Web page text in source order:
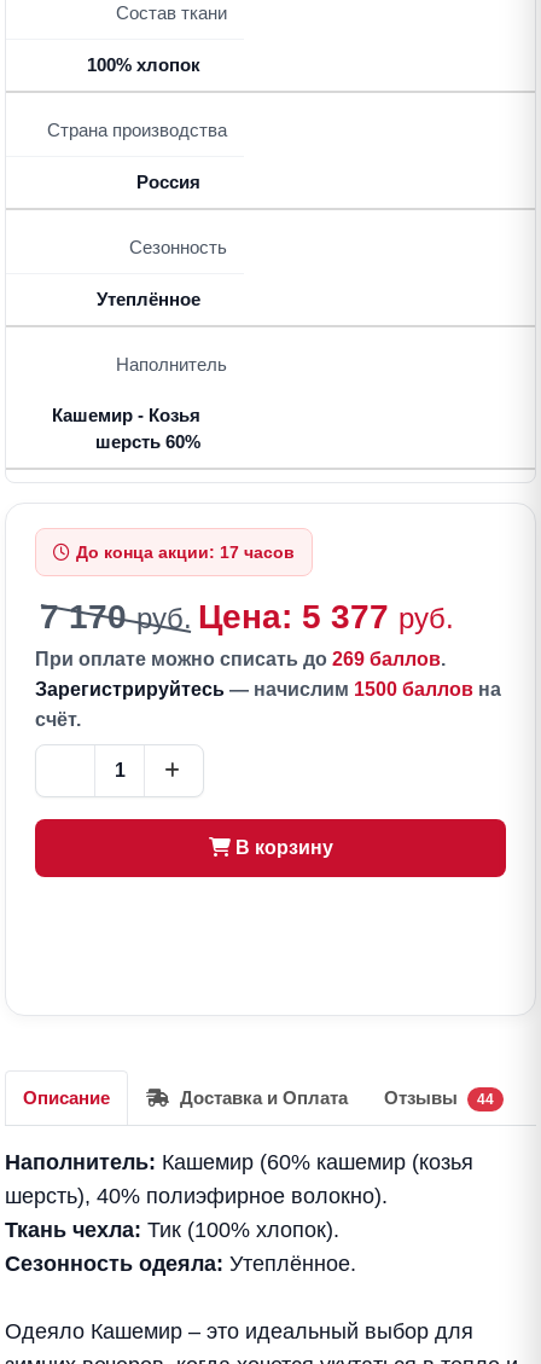
Состав ткани
100% хлопок
Страна производства
Россия
Сезонность
Утеплённое
Наполнитель
Кашемир - Козья
шерсть 60%
До конца акции: 17 часов
7 170руб. Цена: 5 377 руб.
При оплате можно списать до 269 баллов.
Зарегистрируйтесь — начислим 1500 баллов на
счёт.
В корзину
Описание Доставка и Оплата Отзывы 44
Наполнитель: Кашемир (60% кашемир (козья
шерсть), 40% полиэфирное волокно).
Ткань чехла: Тик (100% хлопок).
Сезонность одеяла: Утеплённое.
Одеяло Кашемир – это идеальный выбор для